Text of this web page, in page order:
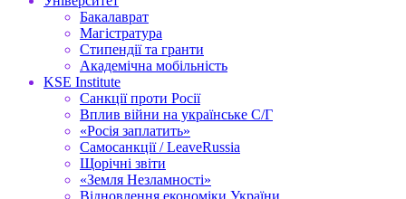
Бакалаврат
Магістратура
Стипендії та гранти
Академічна мобільність
KSE Institute
Санкції проти Росії
Вплив війни на українське С/Г
«Росія заплатить»
Самосанкції / LeaveRussia
Щорічні звіти
«Земля Незламності»
Відновлення економіки України